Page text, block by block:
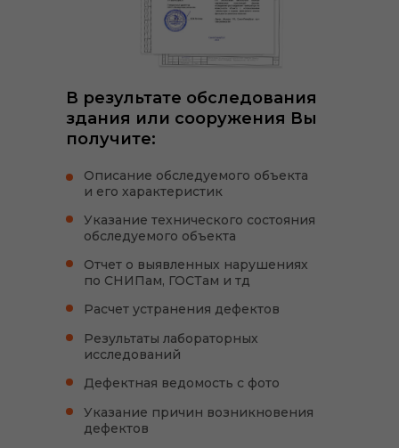
Описание обследуемого объекта
и его характеристик
Указание технического состояния
обследуемого объекта
Отчет о выявленных нарушениях
по СНИПам, ГОСТам и тд
Расчет устранения дефектов
Результаты лабораторных
исследований
Дефектная ведомость с фото
Указание причин возникновения
дефектов
В результате обследования
здания или сооружения Вы
получите: